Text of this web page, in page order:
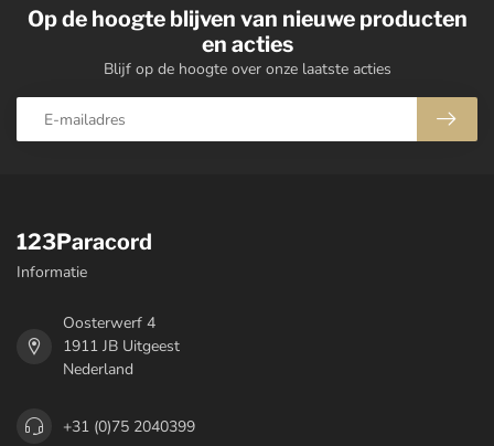
Op de hoogte blijven van nieuwe producten
en acties
Blijf op de hoogte over onze laatste acties
123Paracord
Informatie
Oosterwerf 4
1911 JB Uitgeest
Nederland
+31 (0)75 2040399